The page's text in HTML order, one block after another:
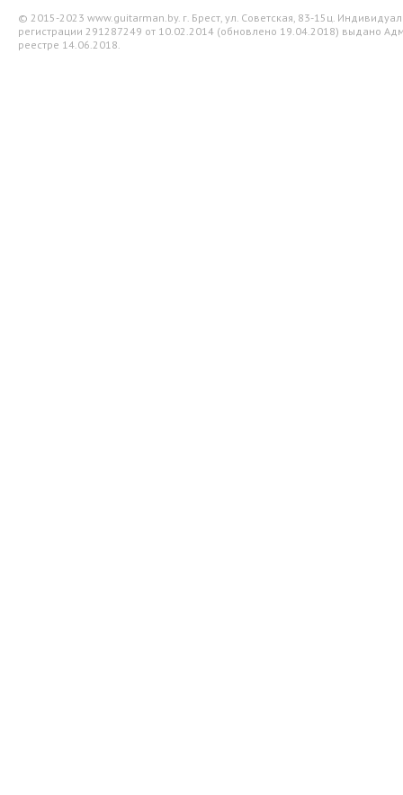
© 2015-2023 www.guitarman.by. г. Брест, ул. Советская, 83-15ц.
регистрации 291287249 от 10.02.2014 (обновлено 19.04.2018) выдано
реестре 14.06.2018.